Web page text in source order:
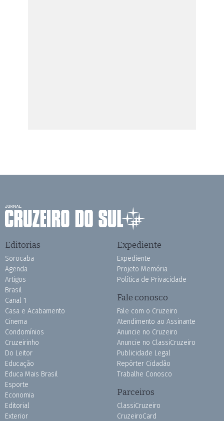
Editorias
Sorocaba
Agenda
Artigos
Brasil
Canal 1
Casa e Acabamento
Cinema
Condomínios
Cruzeirinho
Do Leitor
Educação
Educa Mais Brasil
Esporte
Economia
Editorial
Exterior
Expediente
Expediente
Projeto Memória
Política de Privacidade
Fale conosco
Fale com o Cruzeiro
Atendimento ao Assinante
Anuncie no Cruzeiro
Anuncie no ClassiCruzeiro
Publicidade Legal
Repórter Cidadão
Trabalhe Conosco
Parceiros
ClassiCruzeiro
CruzeiroCard